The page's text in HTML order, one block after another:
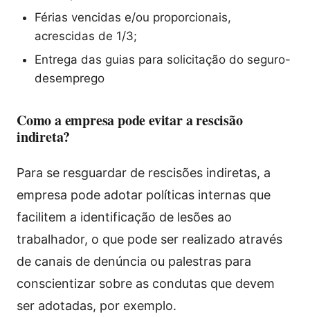
Férias vencidas e/ou proporcionais,
acrescidas de 1/3;
Entrega das guias para solicitação do seguro-
desemprego
Como a empresa pode evitar a rescisão
indireta?
Para se resguardar de rescisões indiretas, a
empresa pode adotar políticas internas que
facilitem a identificação de lesões ao
trabalhador, o que pode ser realizado através
de canais de denúncia ou palestras para
conscientizar sobre as condutas que devem
ser adotadas, por exemplo.